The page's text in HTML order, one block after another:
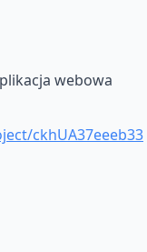
webowa
ckhUA37eeeb33